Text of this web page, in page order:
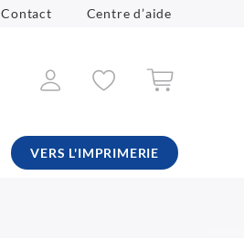
Contact Centre d’aide
VERS L'IMPRIMERIE